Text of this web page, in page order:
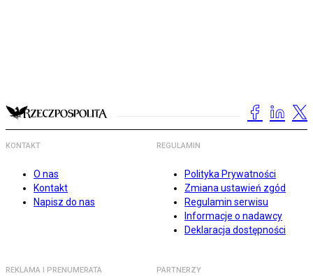
KONTAKT
O nas
Kontakt
Napisz do nas
REGULAMIN
Polityka Prywatności
Zmiana ustawień zgód
Regulamin serwisu
Informacje o nadawcy
Deklaracja dostępności
REKLAMA I PRENUMERATA PARTNERZY